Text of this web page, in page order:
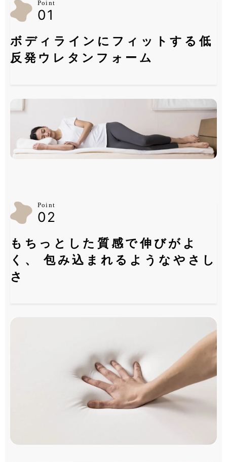
Point
01
ボディラインにフィットする低
反発ウレタンフォーム
Point
02
もちっとした質感で伸びがよ
く、
包み込まれるようなやさし
さ